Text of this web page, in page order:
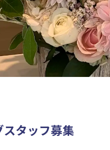
タッフ募集